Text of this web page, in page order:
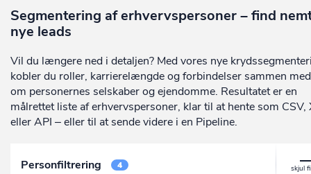
PRODUKTER
ownr Insights
Kassevis af data sat i system
ownr Ajour
Hold dig opdateret og compliant
ownr Pipeline
ownr Segmentering
Bygnings- og Boligregisteret
Geodatastyrelsen
Vurderingsstyrelsen
Danmarks adresser
Mange flere på vej
INTEGRATIONER
Pipedrive
Kommer snart
ownr API
Kun fantasien sætter grænsen
Ownr ajour goes supersonic
Data i begge retninger
Ownr opdatere ikke bare dine
systemer, vi giver dig også
innovative produkter somPipeline
Ajour.
PRISER
OM OWNR
Segmentering af erhvervspersoner – find
nye leads
Vil du længere ned i detaljen? Med vores nye
kobler du roller, karrierelængde og forbindelser sammen
om personernes selskaber og ejendomme. Resultatet er en
målrettet liste af erhvervspersoner, klar til at hente som CSV,
eller API – eller til at sende videre i en Pipeline.
Personfiltrering 4